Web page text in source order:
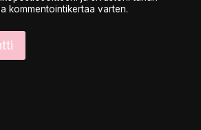
kommentointikertaa varten.